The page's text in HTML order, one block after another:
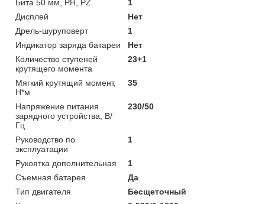
Бита 50 мм, PH, PZ
1
Дисплей
Нет
Дрель-шуруповерт
1
Индикатор заряда батареи
Нет
Количество ступеней
крутящего момента
23+1
Мягкий крутящий момент,
Н*м
35
Напряжение питания
зарядного устройства, В/
Гц
230/50
Руководство по
эксплуатации
1
Рукоятка дополнительная
1
Съемная батарея
Да
Тип двигателя
Бесщеточный